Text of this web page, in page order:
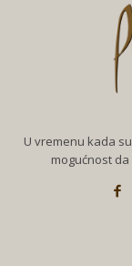
U vremenu kada
mogućnost